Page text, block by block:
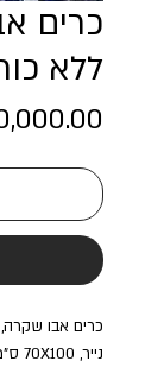
כרים
ללא
נייר, 70X100 ס"מ